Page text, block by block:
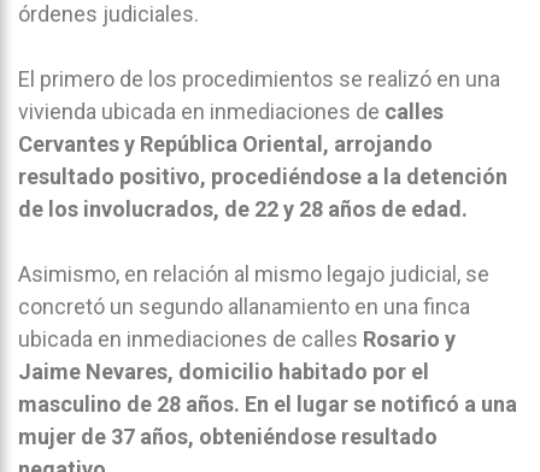
órdenes judiciales.
El primero de los procedimientos se realizó en una
vivienda ubicada en inmediaciones de calles
Cervantes y República Oriental, arrojando
resultado positivo, procediéndose a la detención
de los involucrados, de 22 y 28 años de edad.
Asimismo, en relación al mismo legajo judicial, se
concretó un segundo allanamiento en una finca
ubicada en inmediaciones de calles Rosario y
Jaime Nevares, domicilio habitado por el
masculino de 28 años. En el lugar se notificó a una
mujer de 37 años, obteniéndose resultado